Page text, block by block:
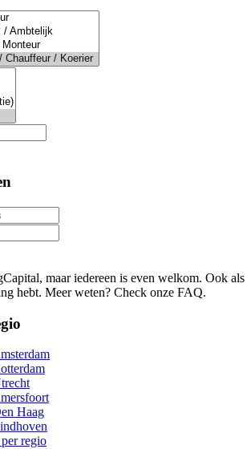
maar iedereen is even welkom. Ook als
hebt. Meer weten? Check onze FAQ.
Haag
regio